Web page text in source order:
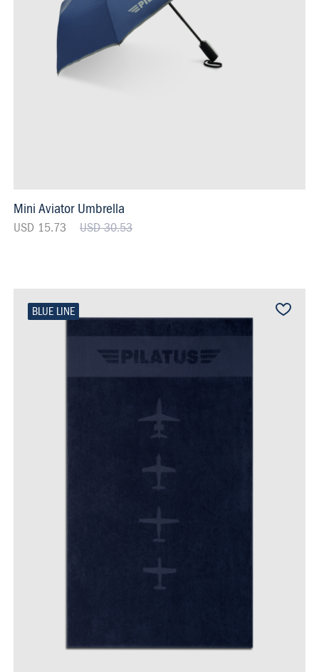
Mini Aviator Umbrella
USD 15.73 USD 30.53
BLUE LINE